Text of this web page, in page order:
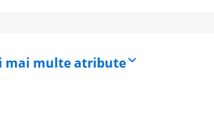
mai multe atribute